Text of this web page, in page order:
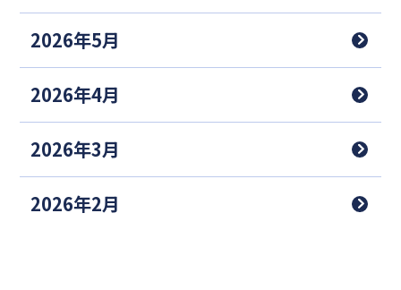
2026年5月
2026年4月
2026年3月
2026年2月